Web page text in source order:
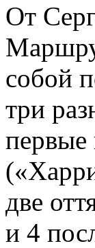
От
собой
три
первые
две
и 4